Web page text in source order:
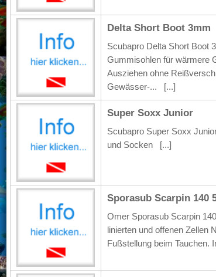
Delta Short Boot 3mm
Scubapro Delta Short Boot
Gummisohlen für wärmere
Ausziehen ohne
Gewässer-... [...]
Super Soxx Junior
Scubapro Super Soxx
und Socken [...]
Sporasub Scarpin 140
Omer Sporasub Scarpin
linierten und offenen Zellen
Fußstellung beim Tauchen.